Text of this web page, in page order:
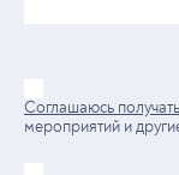
Соглашаюсь
мероприятий и